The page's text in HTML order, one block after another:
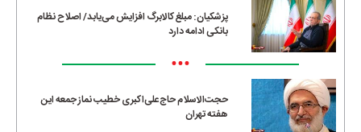
پزشکیان: مبلغ کالابرگ افزایش می‌یابد/ اصلاح نظام
بانکی ادامه دارد
•••
حجت‌الاسلام حاج‌علی‌اکبری خطیب نماز جمعه این
هفته تهران